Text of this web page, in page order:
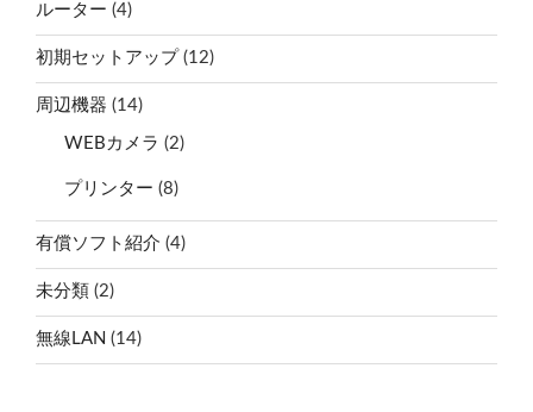
ルーター (4)
初期セットアップ (12)
周辺機器 (14)
WEBカメラ (2)
プリンター (8)
有償ソフト紹介 (4)
未分類 (2)
無線LAN (14)